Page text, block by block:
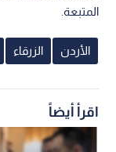
المتبعة.
الأردن الزرقاء
اقرأ أيضاً